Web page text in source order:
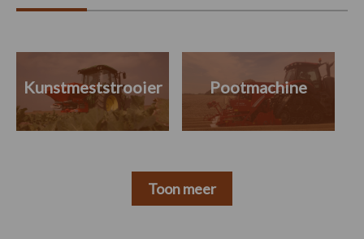
Kunstmeststrooier Pootmachine
Toon meer